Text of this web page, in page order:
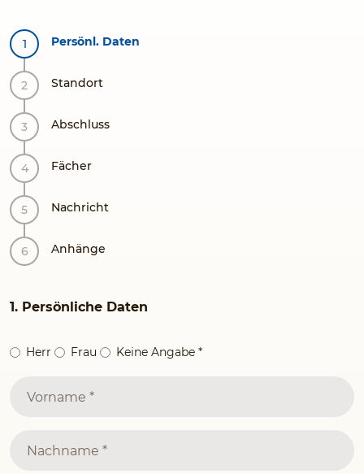
Persönl. Daten
Standort
Abschluss
Fächer
Nachricht
Anhänge
1. Persönliche Daten
Herr Frau Keine Angabe *